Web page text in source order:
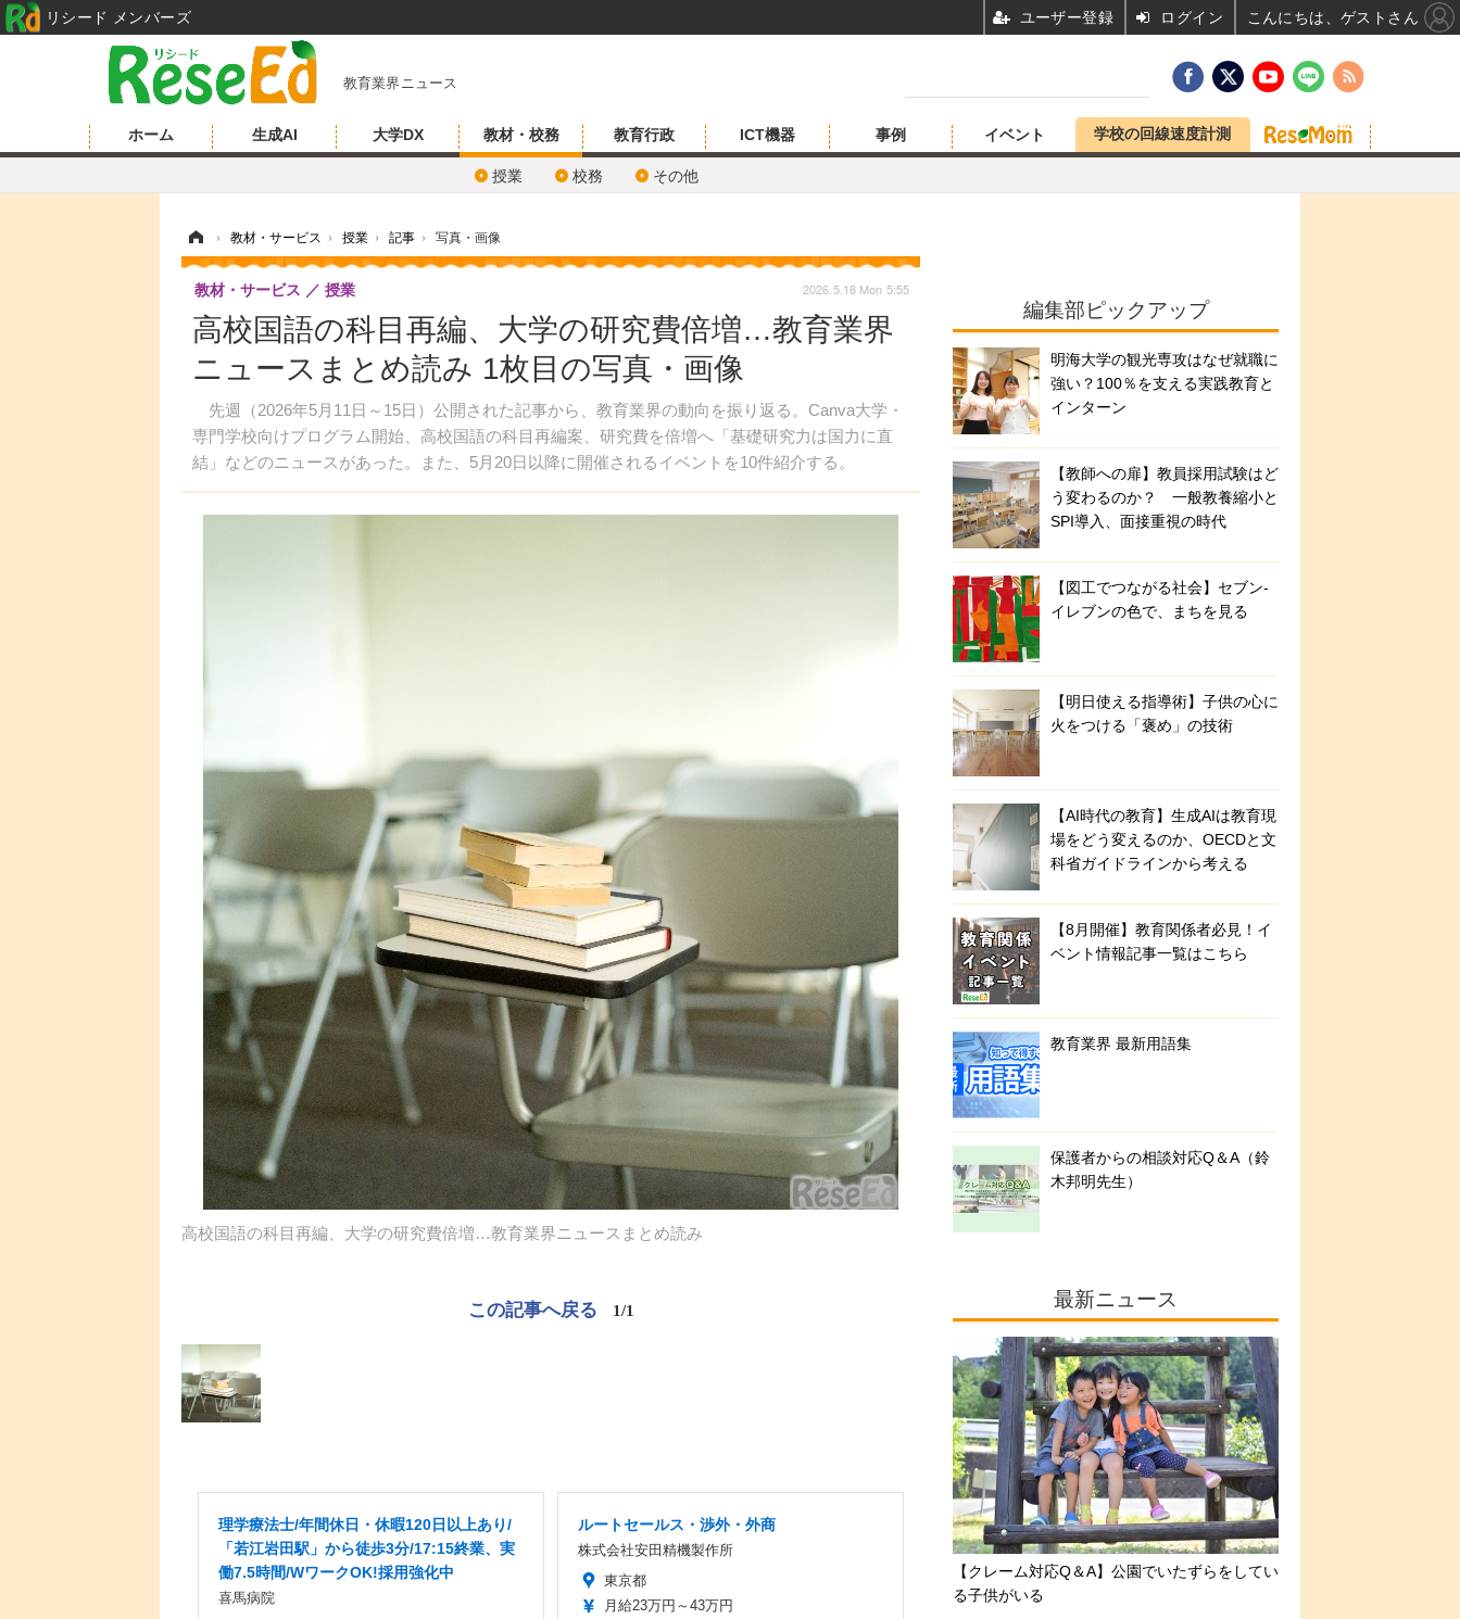
教育業界ニュース
ホーム 生成AI 大学DX 教材・校務
授業 校務 その他
教育行政 ICT機器 事例 イベント 学校の回線速度計測
› 教材・サービス › 授業 › 記事 › 写真・画像
高校国語の科目再編、大学の研究費倍増…教育業界
ニュースまとめ読み 1枚目の写真・画像
先週（2026年5月11日～15日）公開された記事から、教育業界の動向を振り返る。Canva大学・
専門学校向けプログラム開始、高校国語の科目再編案、研究費を倍増へ「基礎研究力は国力に直
結」などのニュースがあった。また、5月20日以降に開催されるイベントを10件紹介する。
教材・サービス 授業 2026.5.18 Mon 5:55
高校国語の科目再編、大学の研究費倍増…教育業界ニュースまとめ読み
この記事へ戻る 1/1
理学療法士/年間休日・休暇120日以上あり/
「若江岩田駅」から徒歩3分/17:15終業、実
働7.5時間/WワークOK!採用強化中
喜馬病院
ルートセールス・渉外・外商
株式会社安田精機製作所
東京都
月給23万円～43万円
編集部ピックアップ
明海大学の観光専攻はなぜ就職に
強い？100％を支える実践教育と
インターン
【教師への扉】教員採用試験はど
う変わるのか？ 一般教養縮小と
SPI導入、面接重視の時代
【図工でつながる社会】セブン‐
イレブンの色で、まちを見る
【明日使える指導術】子供の心に
火をつける「褒め」の技術
【AI時代の教育】生成AIは教育現
場をどう変えるのか、OECDと文
科省ガイドラインから考える
【8月開催】教育関係者必見！イ
ベント情報記事一覧はこちら
教育業界 最新用語集
保護者からの相談対応Q＆A（鈴
木邦明先生）
最新ニュース
【クレーム対応Q＆A】公園でいたずらをしてい
る子供がいる
リシード メンバーズ ユーザー登録 ログイン こんにちは、ゲストさん